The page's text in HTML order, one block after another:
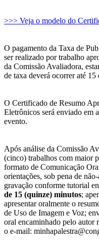
>>> Veja o modelo do
O pagamento da Taxa de
ser realizado por trabalho
da Comissão Avaliadora,
de taxa deverá ocorrer até 15
O Certificado de Resumo
Eletrônicos será enviado em
evento.
Após análise da Comissão
(cinco) trabalhos com maior
formato de Comunicação
orientações, sob pena de
gravação conforme tutorial
de 15 (quinze) minutos;
apresentar oralmente o
de Uso de Imagem e Voz;
oral encaminhado pelo autor
o e-mail: